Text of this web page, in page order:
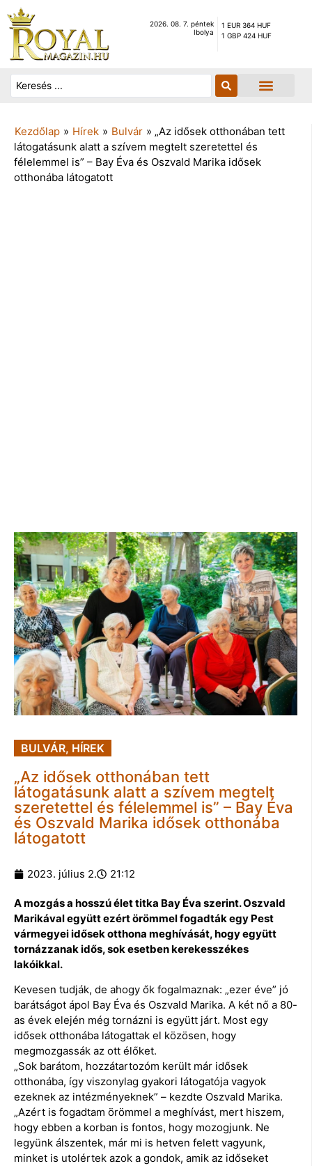
2026. 08. 7. péntek
Ibolya
1 EUR 364 HUF
1 GBP 424 HUF
Kezdőlap » Hírek » Bulvár » „Az idősek otthonában tett
látogatásunk alatt a szívem megtelt szeretettel és
félelemmel is” – Bay Éva és Oszvald Marika idősek
otthonába látogatott
BULVÁR, HÍREK
„Az idősek otthonában tett
látogatásunk alatt a szívem megtelt
szeretettel és félelemmel is” – Bay Éva
és Oszvald Marika idősek otthonába
látogatott
2023. július 2. 21:12
A mozgás a hosszú élet titka Bay Éva szerint. Oszvald
Marikával együtt ezért örömmel fogadták egy Pest
vármegyei idősek otthona meghívását, hogy együtt
tornázzanak idős, sok esetben kerekesszékes
lakóikkal.
Kevesen tudják, de ahogy ők fogalmaznak: „ezer éve” jó
barátságot ápol Bay Éva és Oszvald Marika. A két nő a 80-
as évek elején még tornázni is együtt járt. Most egy
idősek otthonába látogattak el közösen, hogy
megmozgassák az ott élőket.
„Sok barátom, hozzátartozóm került már idősek
otthonába, így viszonylag gyakori látogatója vagyok
ezeknek az intézményeknek” – kezdte Oszvald Marika.
„Azért is fogadtam örömmel a meghívást, mert hiszem,
hogy ebben a korban is fontos, hogy mozogjunk. Ne
legyünk álszentek, már mi is hetven felett vagyunk,
minket is utolértek azok a gondok, amik az időseket